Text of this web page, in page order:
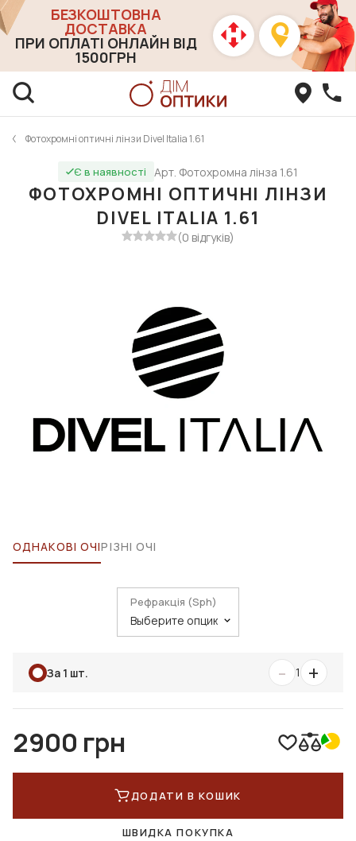
БЕЗКОШТОВНА
ДОСТАВКА
ПРИ ОПЛАТІ ОНЛАЙН ВІД
1500ГРН
Фотохромні оптичні лінзи Divel Italia 1.61
Є в наявності Арт. Фотохромна лінза 1.61
ФОТОХРОМНІ ОПТИЧНІ ЛІНЗИ
DIVEL ITALIA 1.61
(0 відгуків)
ОДНАКОВІ ОЧІРІЗНІ ОЧІ
Рефракція (Sph)
За 1 шт. - 1 +
2900 грн
ДОДАТИ В КОШИК
ШВИДКА ПОКУПКА